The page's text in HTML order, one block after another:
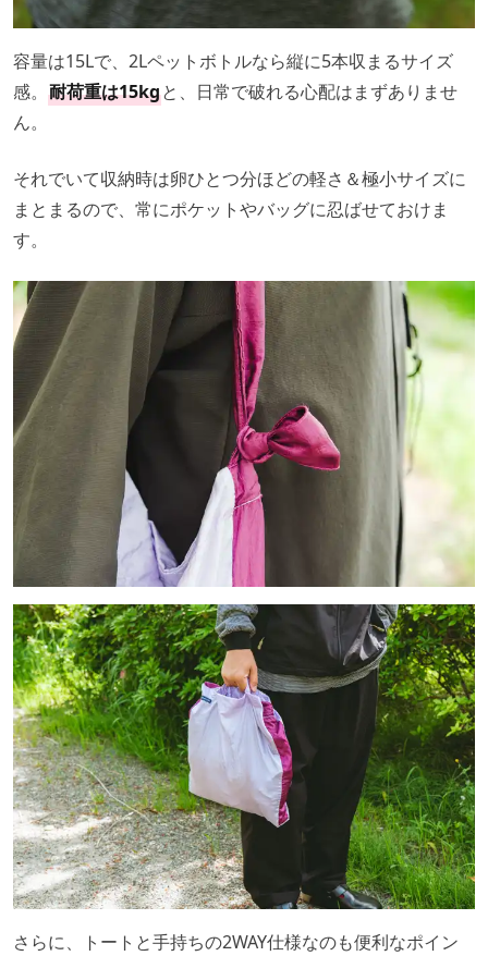
容量は15Lで、2Lペットボトルなら縦に5本収まるサイズ
感。 耐荷重は15kgと、日常で破れる心配はまずありませ
ん。
それでいて収納時は卵ひとつ分ほどの軽さ＆極小サイズに
まとまるので、常にポケットやバッグに忍ばせておけま
す。
さらに、トートと手持ちの2WAY仕様なのも便利なポイン